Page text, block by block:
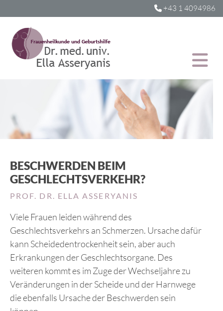
 +43 1 4094986
BESCHWERDEN BEIM
GESCHLECHTSVERKEHR?
PROF. DR. ELLA ASSERYANIS
Viele Frauen leiden während des
Geschlechtsverkehrs an Schmerzen. Ursache dafür
kann Scheidedentrockenheit sein, aber auch
Erkrankungen der Geschlechtsorgane. Des
weiteren kommt es im Zuge der Wechseljahre zu
Veränderungen in der Scheide und der Harnwege
die ebenfalls Ursache der Beschwerden sein